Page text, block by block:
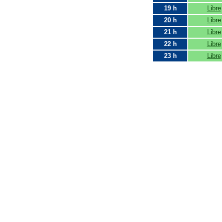
19 h
Libre
20 h
Libre
21 h
Libre
22 h
Libre
23 h
Libre